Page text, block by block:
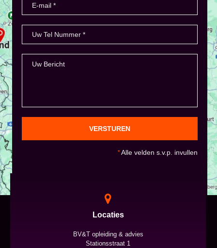
VERSTUREN
*Alle velden s.v.p. invullen
Locaties
BV&T opleiding & advies
Stationsstraat 1